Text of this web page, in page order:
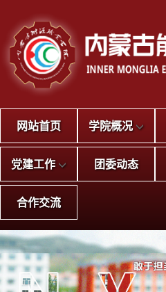
网站首页 学院概况
党建工作 团委动态
合作交流